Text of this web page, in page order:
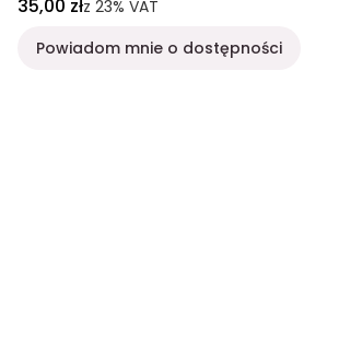
35,00 złz 23% VAT
Powiadom mnie o dostępności